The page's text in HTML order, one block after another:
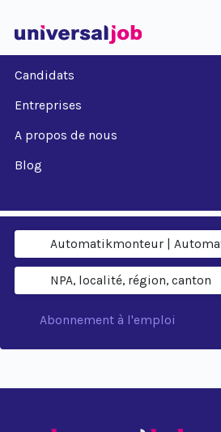
Candidats
Entreprises
A propos de nous
Blog
Abonnement à l'emploi